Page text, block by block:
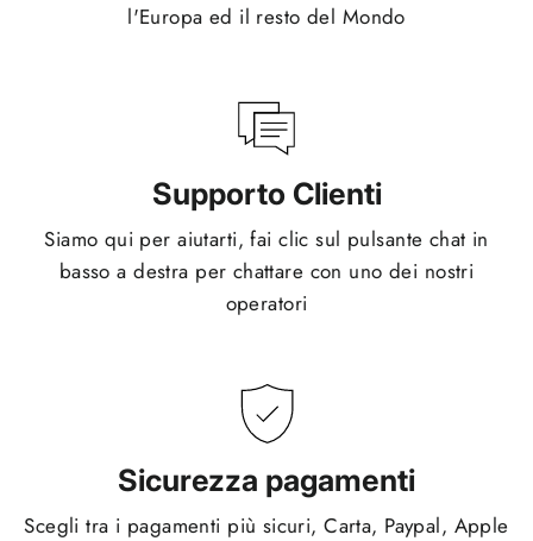
l'Europa ed il resto del Mondo
Supporto Clienti
Siamo qui per aiutarti, fai clic sul pulsante chat in
basso a destra per chattare con uno dei nostri
operatori
Sicurezza pagamenti
Scegli tra i pagamenti più sicuri, Carta, Paypal, Apple